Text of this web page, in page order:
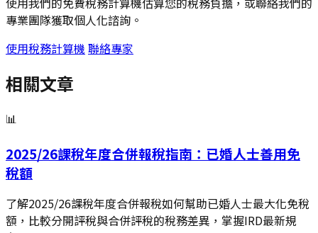
專業團隊獲取個人化諮詢。
使用稅務計算機 聯絡專家
相關文章
📊
2025/26課稅年度合併報稅指南：已婚人士善用免
稅額
了解2025/26課稅年度合併報稅如何幫助已婚人士最大化免稅
額，比較分開評稅與合併評稅的稅務差異，掌握IRD最新規